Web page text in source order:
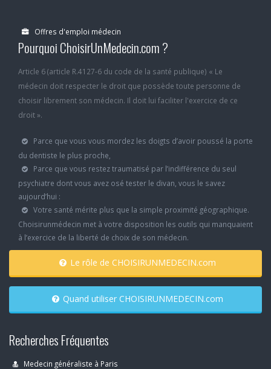
Offres d'emploi médecin
Pourquoi ChoisirUnMedecin.com ?
Article 6 (article R.4127-6 du code de la santé publique) « Le
médecin doit respecter le droit que possède toute personne de
choisir librement son médecin. Il doit lui faciliter l'exercice de ce
droit ».
Parce que vous vous mordez les doigts d’avoir poussé la porte
du dentiste le plus proche,
Parce que vous restez traumatisé par l’indifférence du seul
psychiatre dont vous avez osé tester le divan, vous le savez
aujourd’hui :
Votre santé mérite plus que la simple proximité géographique.
Choisirunmédecin met à votre disposition les outils qui manquaient
à l’exercice de la liberté de choix de son médecin.
Le rôle de CHOISIRUNMEDECIN.com
Quand utiliser CHOISIRUNMEDECIN.com
Recherches Fréquentes
Medecin généraliste à Paris